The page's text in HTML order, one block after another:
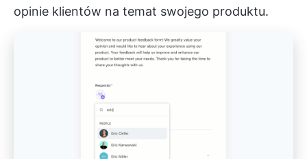
opinie klientów na temat swojego produktu.